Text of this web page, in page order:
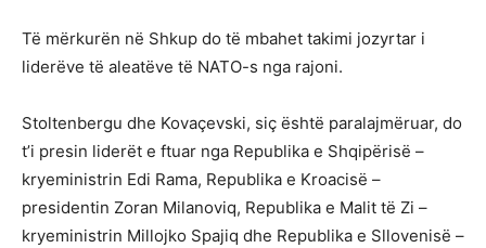
Të mërkurën në Shkup do të mbahet takimi jozyrtar i
liderëve të aleatëve të NATO-s nga rajoni.
Stoltenbergu dhe Kovaçevski, siç është paralajmëruar, do
t’i presin liderët e ftuar nga Republika e Shqipërisë –
kryeministrin Edi Rama, Republika e Kroacisë –
presidentin Zoran Milanoviq, Republika e Malit të Zi –
kryeministrin Millojko Spajiq dhe Republika e Sllovenisë –